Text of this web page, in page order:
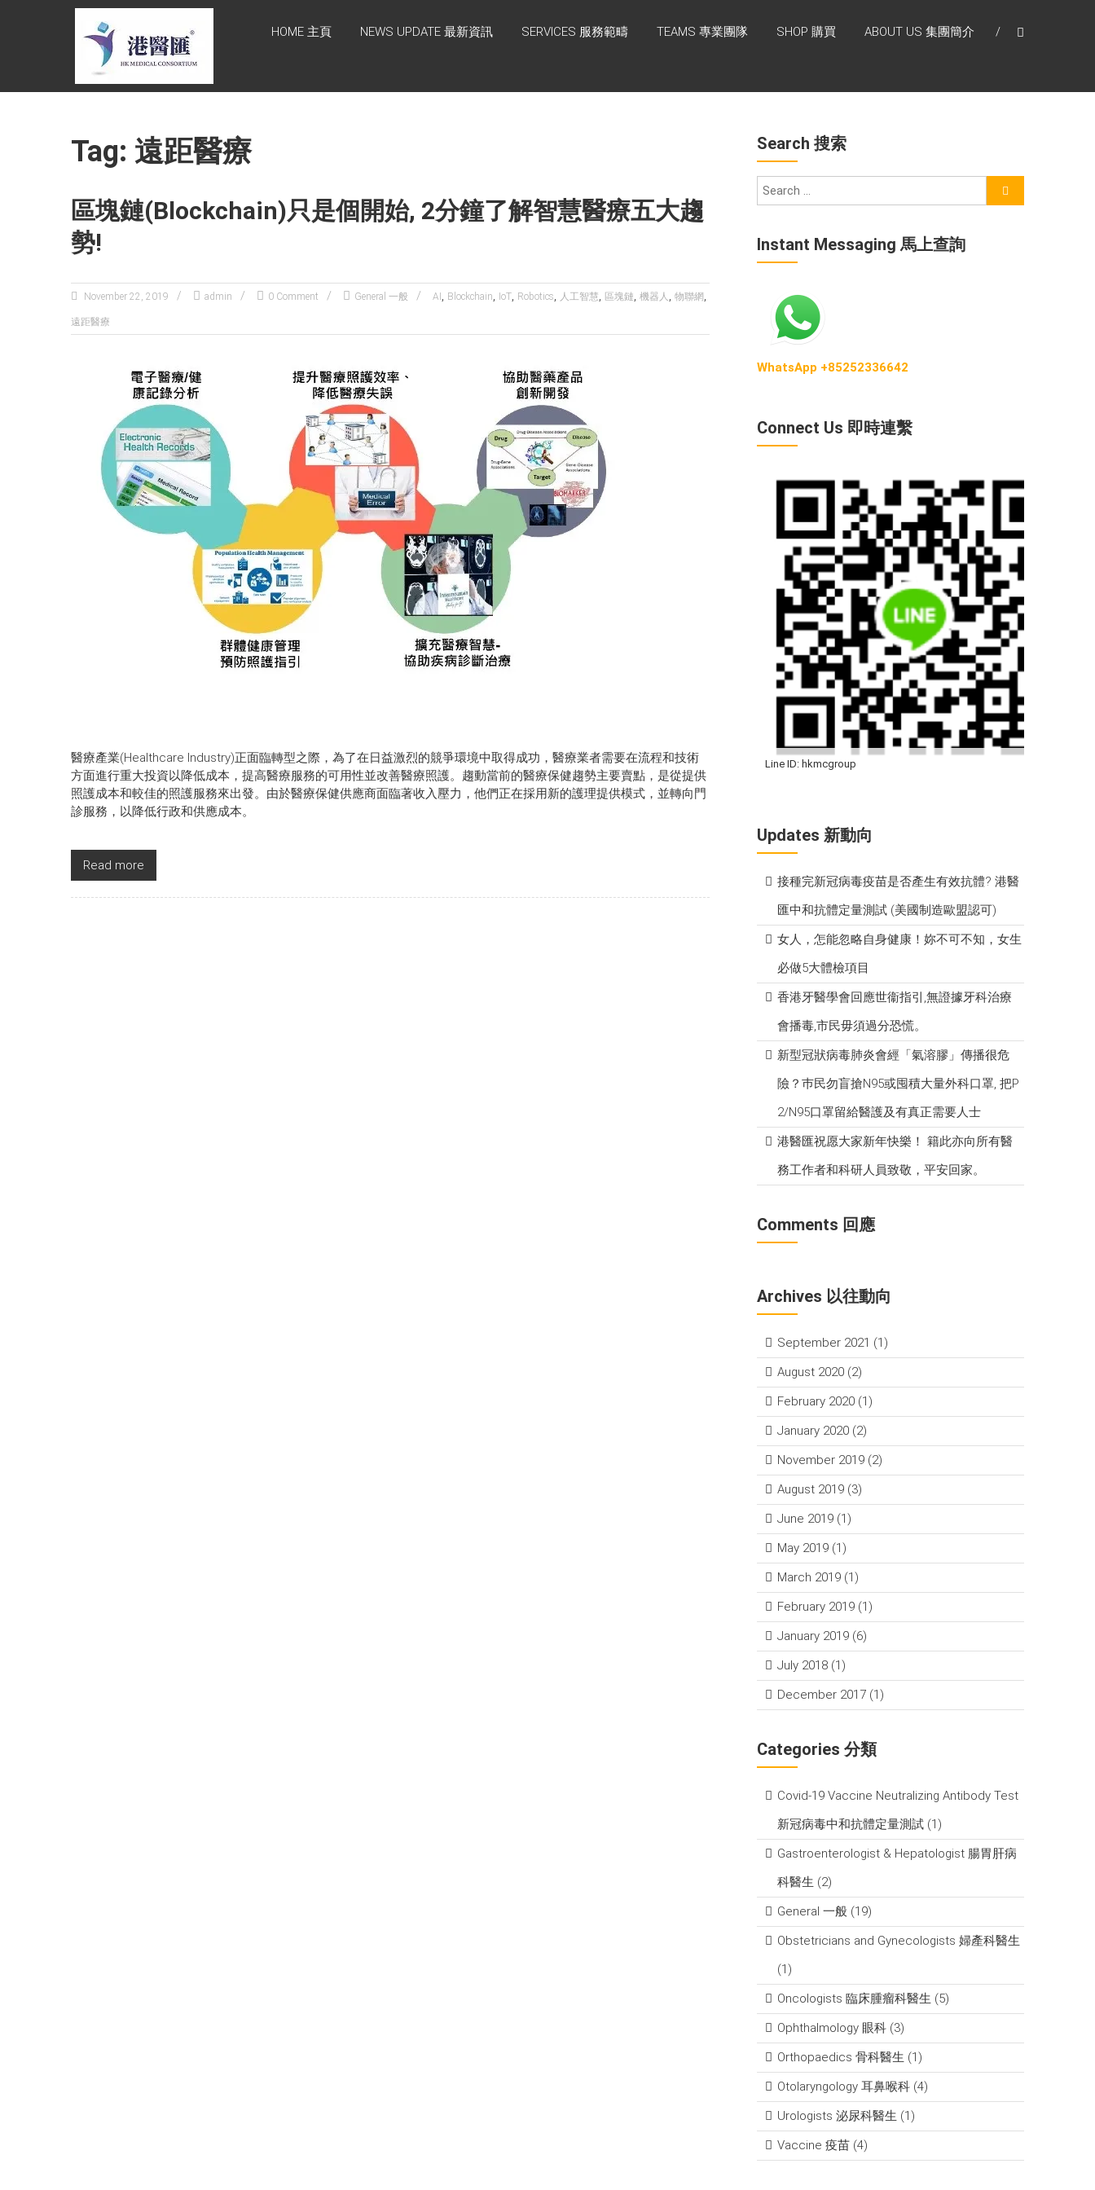
HONG KONG
MEDICAL
CONSORTIUM
HEALTH CARE 醫健服務,
CONSULTATION 專科醫療
服務, FAMILY HEALTH
ADVISORY 家庭健康諮詢,
MEDICAL SPECIALISTS 專
Support 健康顧問及支援團
Tel: +852 52336642/ 電郵
HOME 主頁 NEWS UPDATE 最新資訊 SERVICES 服務範疇 TEAMS 專業團隊 SHOP 購買 ABOUT US 集團簡介
Tag: 遠距醫療
區塊鏈(Blockchain)只是個開始, 2分鐘了解智慧醫療五大趨
勢!
November 22, 2019 admin 0 Comment General 一般 AI , Blockchain, IoT, Robotics, 人工智慧, 區塊鏈, 機器人 , 物聯網 ,
遠距醫療
醫療產業(Healthcare Industry)正面臨轉型之際，為了在日益激烈的競爭環境中取得成功，醫療業者需要在流程和技術
方面進行重大投資以降低成本，提高醫療服務的可用性並改善醫療照護。趨動當前的醫療保健趨勢主要賣點，是從提供
照護成本和較佳的照護服務來出發。由於醫療保健供應商面臨著收入壓力，他們正在採用新的護理提供模式，並轉向門
診服務，以降低行政和供應成本。
Read more
Search 搜索
Instant Messaging 馬上查詢
WhatsApp +85252336642
Connect Us 即時連繫
Line ID: hkmcgroup
Updates 新動向
接種完新冠病毒疫苗是否產生有效抗體? 港醫
匯中和抗體定量測試 (美國制造歐盟認可)
女人，怎能忽略自身健康！妳不可不知，女生
必做5大體檢項目
香港牙醫學會回應世衞指引,無證據牙科治療
會播毒,市民毋須過分恐慌。
新型冠狀病毒肺炎會經「氣溶膠」傳播很危
險？巿民勿盲搶N95或囤積大量外科口罩, 把P​
2/N95口罩留給醫護及有真正需要人士
港醫匯祝愿大家新年快樂！ 籍此亦向所有醫
務工作者和科研人員致敬，平安回家。
Comments 回應
Archives 以往動向
September 2021 (1)
August 2020 (2)
February 2020 (1)
January 2020 (2)
November 2019 (2)
August 2019 (3)
June 2019 (1)
May 2019 (1)
March 2019 (1)
February 2019 (1)
January 2019 (6)
July 2018 (1)
December 2017 (1)
Categories 分類
Covid-19 Vaccine Neutralizing Antibody Test
新冠病毒中和抗體定量測試 (1)
Gastroenterologist & Hepatologist 腸胃肝病
科醫生 (2)
General 一般 (19)
Obstetricians and Gynecologists 婦產科醫生
(1)
Oncologists 臨床腫瘤科醫生 (5)
Ophthalmology 眼科 (3)
Orthopaedics 骨科醫生 (1)
Otolaryngology 耳鼻喉科 (4)
Urologists 泌尿科醫生 (1)
Vaccine 疫苗 (4)